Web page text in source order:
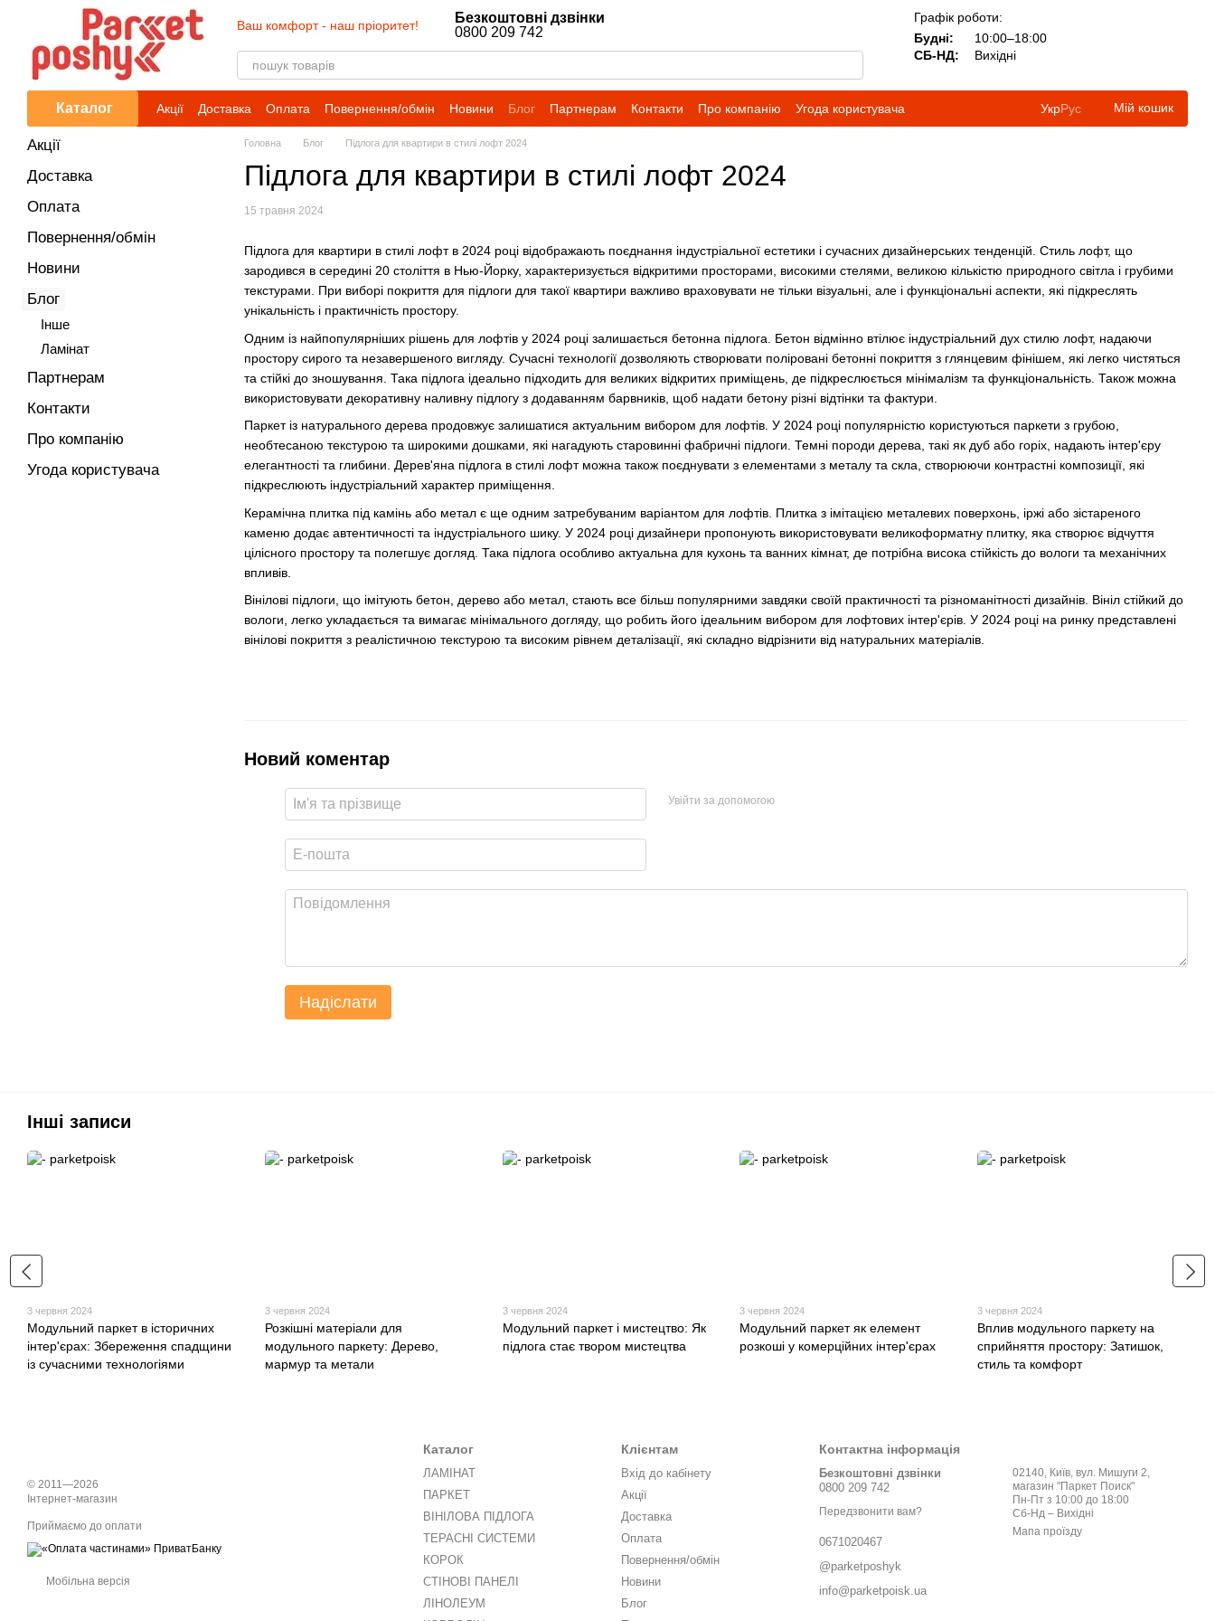
Перейти до основного контенту
Ваш комфорт - наш пріоритет!
Безкоштовні дзвінки
0800 209 742
Графік роботи:
Будні:
10:00–18:00
СБ-НД:
Вихідні
Каталог Акції Доставка Оплата Повернення/обмін Новини Блог Партнерам Контакти Про компанію Угода користувача УкрРус Мій кошик
Головна Блог Підлога для квартири в стилі лофт 2024
Підлога для квартири в стилі лофт 2024
15 травня 2024
Підлога для квартири в стилі лофт в 2024 році відображають поєднання індустріальної естетики і сучасних дизайнерських тенденцій. Стиль лофт, що
зародився в середині 20 століття в Нью-Йорку, характеризується відкритими просторами, високими стелями, великою кількістю природного світла і грубими
текстурами. При виборі покриття для підлоги для такої квартири важливо враховувати не тільки візуальні, але і функціональні аспекти, які підкреслять
унікальність і практичність простору.
Одним із найпопулярніших рішень для лофтів у 2024 році залишається бетонна підлога. Бетон відмінно втілює індустріальний дух стилю лофт, надаючи
простору сирого та незавершеного вигляду. Сучасні технології дозволяють створювати поліровані бетонні покриття з глянцевим фінішем, які легко чистяться
та стійкі до зношування. Така підлога ідеально підходить для великих відкритих приміщень, де підкреслюється мінімалізм та функціональність. Також можна
використовувати декоративну наливну підлогу з додаванням барвників, щоб надати бетону різні відтінки та фактури.
Паркет із натурального дерева продовжує залишатися актуальним вибором для лофтів. У 2024 році популярністю користуються паркети з грубою,
необтесаною текстурою та широкими дошками, які нагадують старовинні фабричні підлоги. Темні породи дерева, такі як дуб або горіх, надають інтер'єру
елегантності та глибини. Дерев'яна підлога в стилі лофт можна також поєднувати з елементами з металу та скла, створюючи контрастні композиції, які
підкреслюють індустріальний характер приміщення.
Керамічна плитка під камінь або метал є ще одним затребуваним варіантом для лофтів. Плитка з імітацією металевих поверхонь, іржі або зістареного
каменю додає автентичності та індустріального шику. У 2024 році дизайнери пропонують використовувати великоформатну плитку, яка створює відчуття
цілісного простору та полегшує догляд. Така підлога особливо актуальна для кухонь та ванних кімнат, де потрібна висока стійкість до вологи та механічних
впливів.
Вінілові підлоги, що імітують бетон, дерево або метал, стають все більш популярними завдяки своїй практичності та різноманітності дизайнів. Вініл стійкий до
вологи, легко укладається та вимагає мінімального догляду, що робить його ідеальним вибором для лофтових інтер'єрів. У 2024 році на ринку представлені
вінілові покриття з реалістичною текстурою та високим рівнем деталізації, які складно відрізнити від натуральних матеріалів.
Новий коментар
Увійти за допомогою
Надіслати
Акції
Доставка
Оплата
Повернення/обмін
Новини
Блог
Iнше
Ламінат
Партнерам
Контакти
Про компанію
Угода користувача
Інші записи
3 червня 2024
Модульний паркет в історичних
інтер'єрах: Збереження спадщини
із сучасними технологіями
3 червня 2024
Розкішні матеріали для
модульного паркету: Дерево,
мармур та метали
3 червня 2024
Модульний паркет і мистецтво: Як
підлога стає твором мистецтва
3 червня 2024
Модульний паркет як елемент
розкоші у комерційних інтер'єрах
3 червня 2024
Вплив модульного паркету на
сприйняття простору: Затишок,
стиль та комфорт
© 2011—2026
Інтернет-магазин
Приймаємо до оплати
Мобільна версія
Каталог
ЛАМІНАТ
ПАРКЕТ
ВІНІЛОВА ПІДЛОГА
ТЕРАСНІ СИСТЕМИ
КОРОК
СТІНОВІ ПАНЕЛІ
ЛІНОЛЕУМ
Клієнтам
Вхід до кабінету
Акції
Доставка
Оплата
Повернення/обмін
Новини
Блог
Контактна інформація
Безкоштовні дзвінки
0800 209 742
Передзвонити вам?
0671020467
@parketposhyk
info@parketpoisk.ua
02140, Київ, вул. Мишуги 2,
магазин "Паркет Поиск"
Пн-Пт з 10:00 до 18:00
Сб-Нд – Вихідні
Мапа проїзду